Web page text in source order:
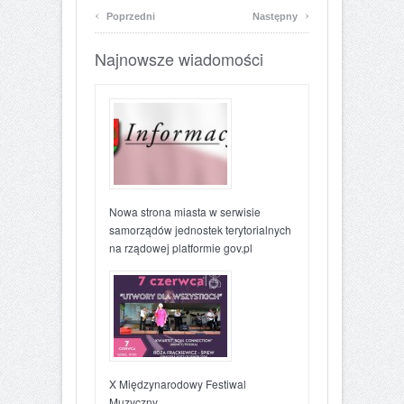
‹ Poprzedni Następny ›
Najnowsze wiadomości
Nowa strona miasta w serwisie
samorządów jednostek terytorialnych
na rządowej platformie gov.pl
X Międzynarodowy Festiwal